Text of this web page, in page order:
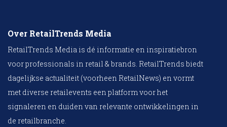
Over RetailTrends Media
RetailTrends Media is dé informatie en inspiratiebron
voor professionals in retail & brands. RetailTrends biedt
dagelijkse actualiteit (voorheen RetailNews) en vormt
met diverse retailevents een platform voor het
signaleren en duiden van relevante ontwikkelingen in
de retailbranche.